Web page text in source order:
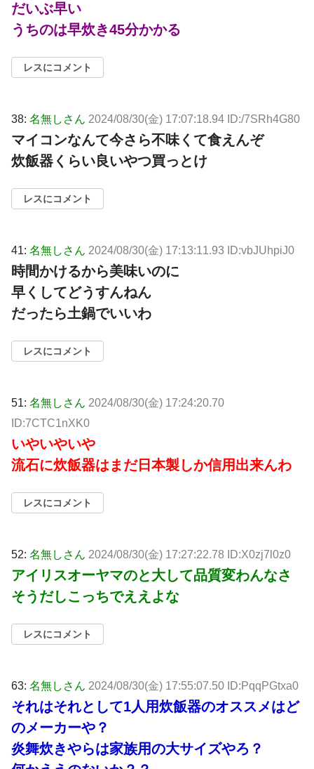
だいぶ早い
うちのは早炊き45分かかる
レスにコメント
38: 名無しさん 2024/08/30(金) 17:07:18.94 ID:/7SRh4G80
マイコンなんて今さら不味くて食えんぞ
炊飯器くらい良いやつ買っとけ
レスにコメント
41: 名無しさん 2024/08/30(金) 17:13:11.93 ID:vbJUhpiJ0
時間かけるから美味いのに
早くしてどうすんねん
だったら土鍋でいいわ
レスにコメント
51: 名無しさん 2024/08/30(金) 17:24:20.70
ID:7CTC1nXK0
いやいやいや
流石に炊飯器はまだ日本製しか信用出来んわ
レスにコメント
52: 名無しさん 2024/08/30(金) 17:27:22.78 ID:X0zj7l0z0
アイリスオーヤマのと大して品質変わんなさ
そうだしこっちでええよな
レスにコメント
63: 名無しさん 2024/08/30(金) 17:55:07.50 ID:PqqPGtxa0
それはそれとして1人用炊飯器のオススメはど
のメーカーや？
炎舞炊きやらは家族用の大サイズやろ？